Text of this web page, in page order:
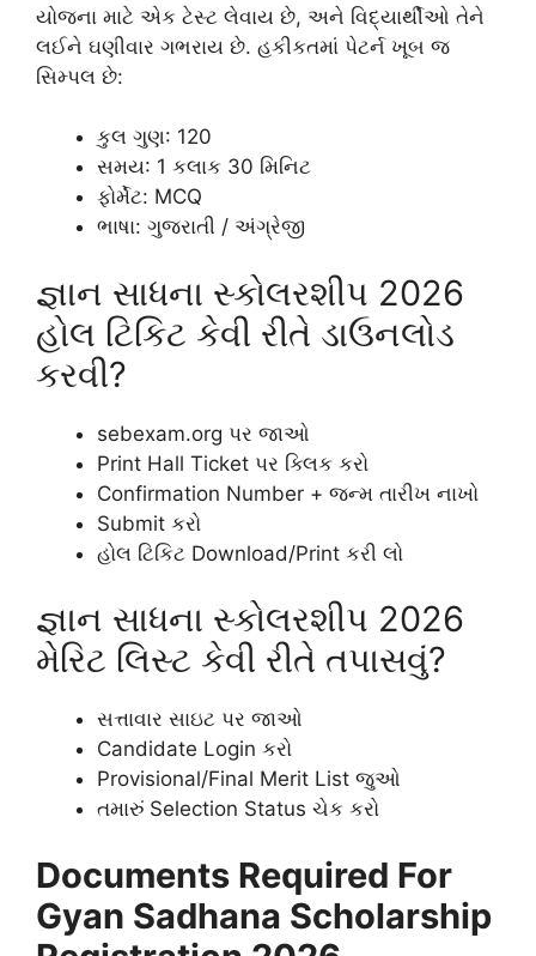
યોજના માટે એક ટેસ્ટ લેવાય છે, અને વિદ્યાર્થીઓ તેને
લઈને ઘણીવાર ગભરાય છે. હકીકતમાં પેટર્ન ખૂબ જ
સિમ્પલ છે:
કુલ ગુણ: 120
સમય: 1 કલાક 30 મિનિટ
ફોર્મેટ: MCQ
ભાષા: ગુજરાતી / અંગ્રેજી
જ્ઞાન સાધના સ્કોલરશીપ 2026
હોલ ટિકિટ કેવી રીતે ડાઉનલોડ
કરવી?
sebexam.org પર જાઓ
Print Hall Ticket પર ક્લિક કરો
Confirmation Number + જન્મ તારીખ નાખો
Submit કરો
હોલ ટિકિટ Download/Print કરી લો
જ્ઞાન સાધના સ્કોલરશીપ 2026
મેરિટ લિસ્ટ કેવી રીતે તપાસવું?
સત્તાવાર સાઇટ પર જાઓ
Candidate Login કરો
Provisional/Final Merit List જુઓ
તમારું Selection Status ચેક કરો
Documents Required For
Gyan Sadhana Scholarship